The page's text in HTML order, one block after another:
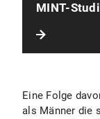
MINT-
Eine Folge
als Männer die